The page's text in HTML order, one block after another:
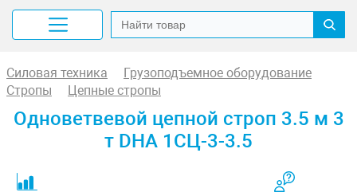
Силовая техника
Грузоподъемное оборудование
Стропы
Цепные стропы
Одноветвевой цепной строп 3.5 м 3
т DHA 1СЦ-3-3.5